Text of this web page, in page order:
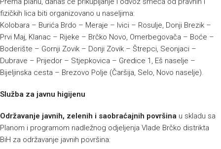
fizičkih lica biti organizovano u naseljima:
Kolobara – Burića Brdo – Meraje – Ivici – Rosulje, Donji Brezik –
Prvi Maj, Klanac – Rijeke – Brčko Novo, Omerbegovača – Boće –
Boderište – Gornji Zovik – Donji Zovik – Štrepci, Seonjaci –
Dubrave – Prijedor – Stjepkovica – Gredice 1, Eš naselje –
Bijeljinska cesta – Brezovo Polje (Čaršija, Selo, Novo naselje).
Služba za javnu higijenu
Održavanje javnih, zelenih i saobraćajnih površina u skladu sa
Planom i programom nadležnog odjeljenja Vlade Brčko distrikta
BiH za održavanje javnih površina: